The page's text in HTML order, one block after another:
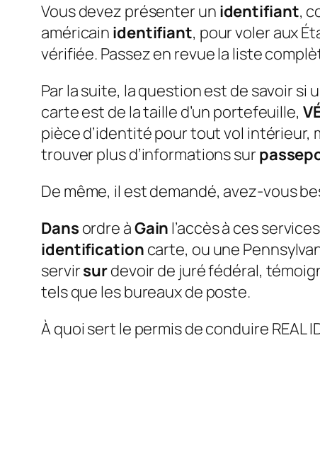
Vous devez présenter un identifiant,
américain identifiant, pour voler aux
vérifiée. Passez en revue la liste
Par la suite, la question est de savoir
carte est de la taille d’un portefeuille,
pièce d’identité pour tout vol intérieur,
trouver plus d’informations sur
De même, il est demandé, avez-vous
Dans ordre àGain l’accès à ces
identification carte, ou une
servirsurdevoir de juré fédéral,
tels que les bureaux de poste.
À quoi sert le permis de conduire REAL